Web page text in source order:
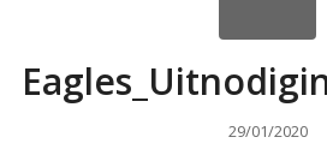
29/01/2020